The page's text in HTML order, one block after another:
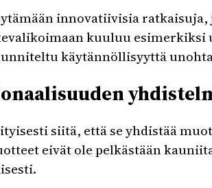
innovatiivisia ratkaisuja,
kuuluu
käytännöllisyyttä
siitä, että se yhdistää
eivät ole pelkästään